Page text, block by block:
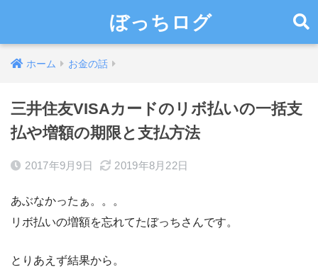
ぼっちログ
ホーム お金の話
三井住友VISAカードのリボ払いの一括支
払や増額の期限と支払方法
2017年9月9日 2019年8月22日
あぶなかったぁ。。。
リボ払いの増額を忘れてたぼっちさんです。
とりあえず結果から。